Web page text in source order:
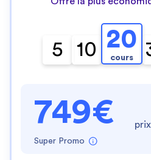
5 10 20
cours
749€
Super Promo